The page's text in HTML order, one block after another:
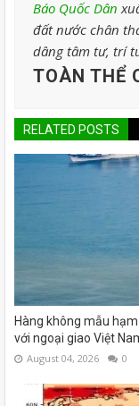
Báo Quốc Dân
đất nước chân
dâng tâm tư, trí
TOÀN THỂ
RELATED POSTS
Hàng không mẫu
với ngoại giao Việt
August 04, 2026 0